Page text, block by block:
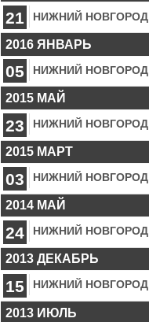
21 НИЖНИЙ НОВГОРОД
2016 ЯНВАРЬ
05 НИЖНИЙ НОВГОРОД
2015 МАЙ
23 НИЖНИЙ НОВГОРОД
2015 МАРТ
03 НИЖНИЙ НОВГОРОД
2014 МАЙ
24 НИЖНИЙ НОВГОРОД
2013 ДЕКАБРЬ
15 НИЖНИЙ НОВГОРОД
2013 ИЮЛЬ